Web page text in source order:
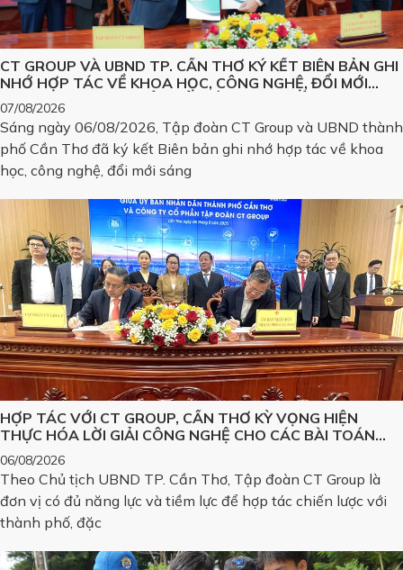
CT GROUP VÀ UBND TP. CẦN THƠ KÝ KẾT BIÊN BẢN GHI
NHỚ HỢP TÁC VỀ KHOA HỌC, CÔNG NGHỆ, ĐỔI MỚI
SÁNG TẠO VÀ CHUYỂN ĐỔI SỐ, PHÁT TRIỂN CÁC SẢN
PHẨM CÔNG NGHỆ CHIẾN LƯỢC
07/08/2026
Sáng ngày 06/08/2026, Tập đoàn CT Group và UBND thành
phố Cần Thơ đã ký kết Biên bản ghi nhớ hợp tác về khoa
học, công nghệ, đổi mới sáng
HỢP TÁC VỚI CT GROUP, CẦN THƠ KỲ VỌNG HIỆN
THỰC HÓA LỜI GIẢI CÔNG NGHỆ CHO CÁC BÀI TOÁN
LỚN
06/08/2026
Theo Chủ tịch UBND TP. Cần Thơ, Tập đoàn CT Group là
đơn vị có đủ năng lực và tiềm lực để hợp tác chiến lược với
thành phố, đặc